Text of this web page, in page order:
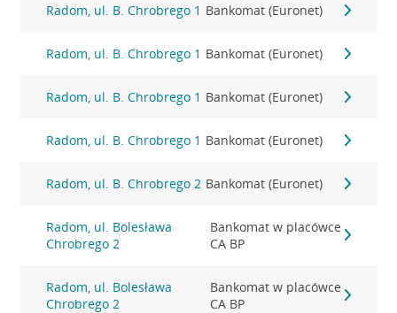
Radom, ul. B. Chrobrego 1 Bankomat (Euronet)
Radom, ul. B. Chrobrego 1 Bankomat (Euronet)
Radom, ul. B. Chrobrego 1 Bankomat (Euronet)
Radom, ul. B. Chrobrego 1 Bankomat (Euronet)
Radom, ul. B. Chrobrego 2 Bankomat (Euronet)
Radom, ul. Bolesława
Chrobrego 2
Bankomat w placówce
CA BP
Radom, ul. Bolesława
Chrobrego 2
Bankomat w placówce
CA BP